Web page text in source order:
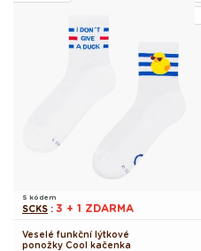
S kódem
SCKS : 3 + 1 ZDARMA
Veselé funkční lýtkové
ponožky Cool kačenka